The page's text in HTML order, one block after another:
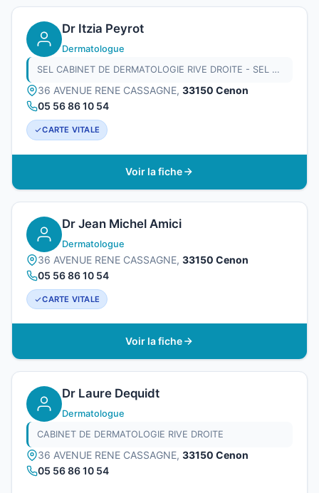
Dr Itzia Peyrot
Dermatologue
SEL CABINET DE DERMATOLOGIE RIVE DROITE - SEL CABINET DERMATOLOGIE RIVE DROITE
36 AVENUE RENE CASSAGNE, 33150 Cenon
05 56 86 10 54
CARTE VITALE
Voir la fiche
Dr Jean Michel Amici
Dermatologue
36 AVENUE RENE CASSAGNE, 33150 Cenon
05 56 86 10 54
CARTE VITALE
Voir la fiche
Dr Laure Dequidt
Dermatologue
CABINET DE DERMATOLOGIE RIVE DROITE
36 AVENUE RENE CASSAGNE, 33150 Cenon
05 56 86 10 54